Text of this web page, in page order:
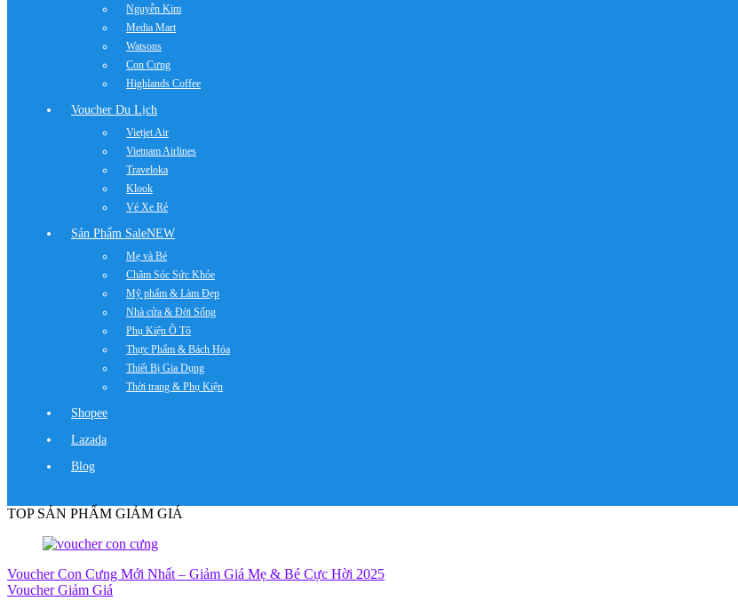
Nguyễn Kim
Media Mart
Watsons
Con Cưng
Highlands Coffee
Voucher Du Lịch
Vietjet Air
Vietnam Airlines
Traveloka
Klook
Vé Xe Rẻ
Sản Phẩm SaleNEW
Mẹ và Bé
Chăm Sóc Sức Khỏe
Mỹ phẩm & Làm Đẹp
Nhà cửa & Đời Sống
Phụ Kiện Ô Tô
Thực Phẩm & Bách Hóa
Thiết Bị Gia Dụng
Thời trang & Phụ Kiện
Shopee
Lazada
Blog
TOP SẢN PHẨM GIẢM GIÁ
Voucher Con Cưng Mới Nhất – Giảm Giá Mẹ & Bé Cực Hời 2025
Voucher Giảm Giá